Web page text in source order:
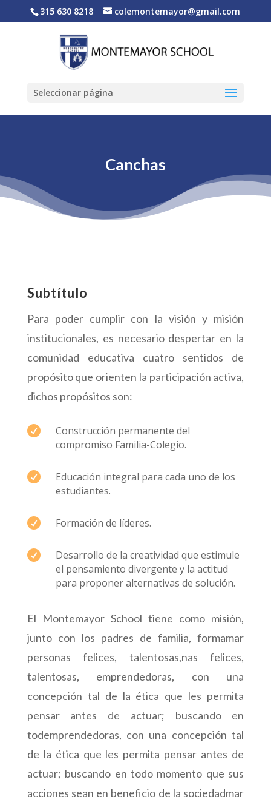
315 630 8218 colemontemayor@gmail.com
Seleccionar página
Canchas
Subtítulo
Para poder cumplir con la visión y misión
institucionales, es necesario despertar en la
comunidad educativa cuatro sentidos de
propósito que orienten la participación activa,
dichos propósitos son:

Construcción permanente del
compromiso Familia-Colegio.

Educación integral para cada uno de los
estudiantes.
 Formación de líderes.

Desarrollo de la creatividad que estimule
el pensamiento divergente y la actitud
para proponer alternativas de solución.
El Montemayor School tiene como misión,
junto con los padres de familia, formamar
personas felices, talentosas,nas felices,
talentosas, emprendedoras, con una
concepción tal de la ética que les permita
pensar antes de actuar; buscando en
todemprendedoras, con una concepción tal
de la ética que les permita pensar antes de
actuar; buscando en todo momento que sus
acciones sean en beneficio de la sociedadmar